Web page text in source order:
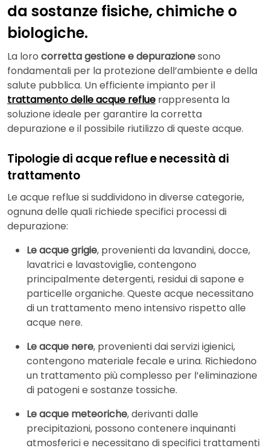
da sostanze fisiche, chimiche o
biologiche.
La loro corretta gestione e depurazionesono
fondamentali per la protezione dell’ambiente e della
salute pubblica. Un efficiente impianto per il
trattamento delle acque reflue rappresenta la
soluzione ideale per garantire la corretta
depurazione e il possibile riutilizzo di queste acque.
Tipologie di acque reflue e necessità di
trattamento
Le acque reflue si suddividono in diverse categorie,
ognuna delle quali richiede specifici processi di
depurazione:
Le acque grigie, provenienti da lavandini, docce,
lavatrici e lavastoviglie, contengono
principalmente detergenti, residui di sapone e
particelle organiche. Queste acque necessitano
di un trattamento meno intensivo rispetto alle
acque nere.
Le acque nere, provenienti dai servizi igienici,
contengono materiale fecale e urina. Richiedono
un trattamento più complesso per l’eliminazione
di patogeni e sostanze tossiche.
Le acque meteoriche, derivanti dalle
precipitazioni, possono contenere inquinanti
atmosferici e necessitano di specifici trattamenti